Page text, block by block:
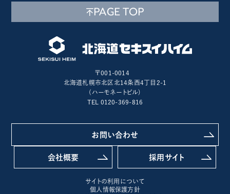
PAGE TOP
〒001-0014
北海道札幌市北区北14条西4丁目2-1
(ハーモネートビル)
TEL 0120-369-816
お問い合わせ
会社概要 採用サイト
サイトの利用について
個人情報保護方針